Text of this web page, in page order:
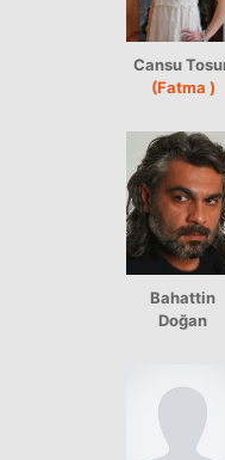
Cansu
(Fatma )
Bahattin
Doğan